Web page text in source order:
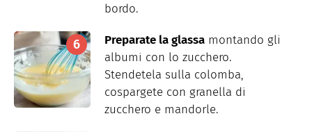
bordo.
Preparate la glassa montando gli
albumi con lo zucchero.
Stendetela sulla colomba,
cospargete con granella di
zucchero e mandorle.